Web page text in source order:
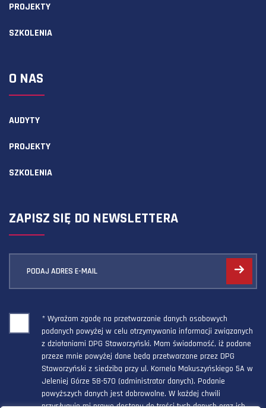
PROJEKTY
SZKOLENIA
O NAS
AUDYTY
PROJEKTY
SZKOLENIA
ZAPISZ SIĘ DO NEWSLETTERA
PODAJ ADRES E-MAIL
* Wyrażam zgodę na przetwarzanie danych osobowych
podanych powyżej w celu otrzymywania informacji związanych
z działaniami DPG Staworzyński. Mam świadomość, iż podane
przeze mnie powyżej dane będą przetwarzane przez DPG
Staworzyński z siedzibą przy ul. Kornela Makuszyńskiego 5A w
Jeleniej Górze 58-570 (administrator danych). Podanie
powyższych danych jest dobrowolne. W każdej chwili